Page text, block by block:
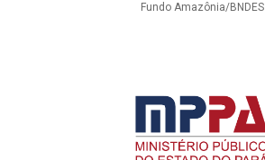
Fundo Amazônia/BNDES